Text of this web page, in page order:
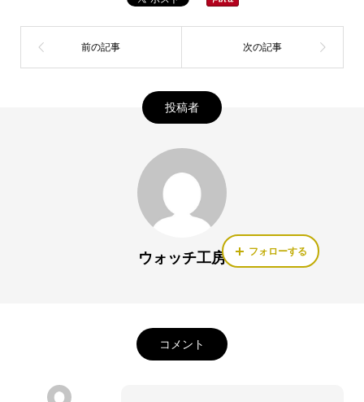
投稿者
ウォッチ工房 フォローする
コメント